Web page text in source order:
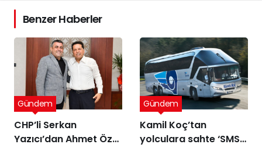
Benzer Haberler
CHP’li Serkan
Yazıcı’dan Ahmet Özer
Gündem
Kamil Koç’tan
yolculara sahte ‘SMS’
Gündem